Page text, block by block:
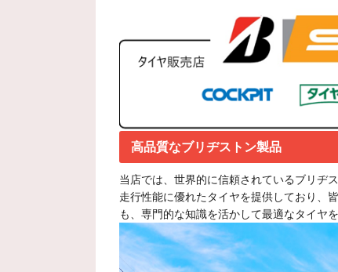
高品質なブリヂストン製品
当店では、世界的に信頼されているブリヂ
走行性能に優れたタイヤを提供しており、
も、専門的な知識を活かして最適なタイヤ